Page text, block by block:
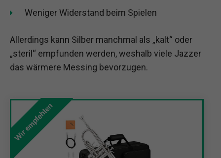
Weniger Widerstand beim Spielen
Allerdings kann Silber manchmal als „kalt“ oder
„steril“ empfunden werden, weshalb viele Jazzer
das wärmere Messing bevorzugen.
Wir empfehlen